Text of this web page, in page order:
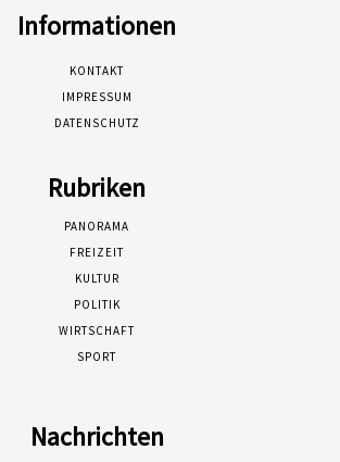
Informationen
KONTAKT
IMPRESSUM
DATENSCHUTZ
Rubriken
PANORAMA
FREIZEIT
KULTUR
POLITIK
WIRTSCHAFT
SPORT
Nachrichten